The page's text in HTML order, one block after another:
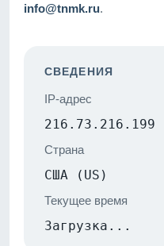
info@tnmk.ru.
СВЕДЕНИЯ
IP-адрес
216.73.216.199
Страна
США (US)
Текущее время
Загрузка...